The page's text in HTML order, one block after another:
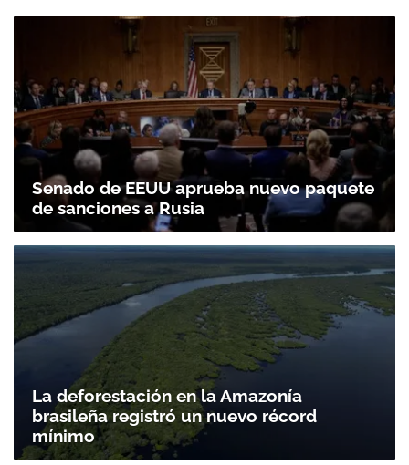
Senado de EEUU aprueba nuevo paquete
de sanciones a Rusia
La deforestación en la Amazonía
brasileña registró un nuevo récord
mínimo